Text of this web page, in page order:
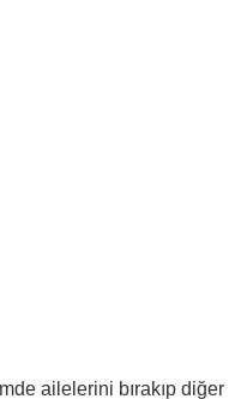
ailelerini bırakıp diğer